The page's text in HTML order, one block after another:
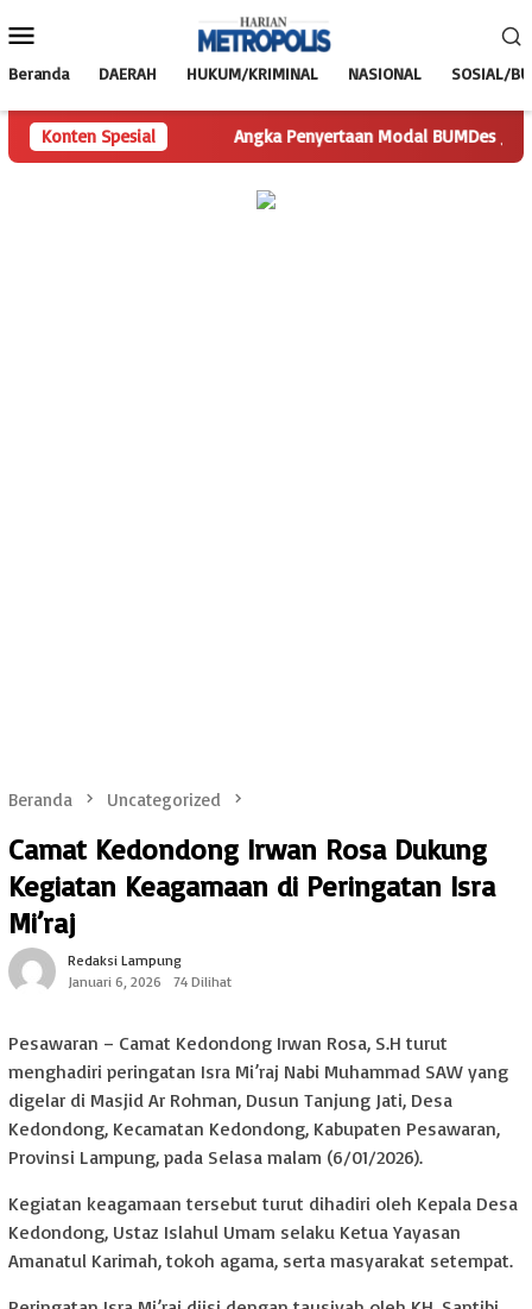
ke
Mobile
Beranda DAERAH HUKUM/KRIMINAL NASIONAL SOSIAL/
Konten Spesial
Pertanyaan Angka Penyertaan Modal BUMDes Jadi
Beranda Uncategorized
Camat Kedondong Irwan Rosa Dukung
Kegiatan Keagamaan di Peringatan Isra
Mi’raj
Redaksi Lampung
Januari 6, 2026
74 Dilihat
Pesawaran – Camat Kedondong Irwan Rosa, S.H turut
menghadiri peringatan Isra Mi’raj Nabi Muhammad SAW yang
digelar di Masjid Ar Rohman, Dusun Tanjung Jati, Desa
Kedondong, Kecamatan Kedondong, Kabupaten Pesawaran,
Provinsi Lampung, pada Selasa malam (6/01/2026).
Kegiatan keagamaan tersebut turut dihadiri oleh Kepala Desa
Kedondong, Ustaz Islahul Umam selaku Ketua Yayasan
Amanatul Karimah, tokoh agama, serta masyarakat setempat.